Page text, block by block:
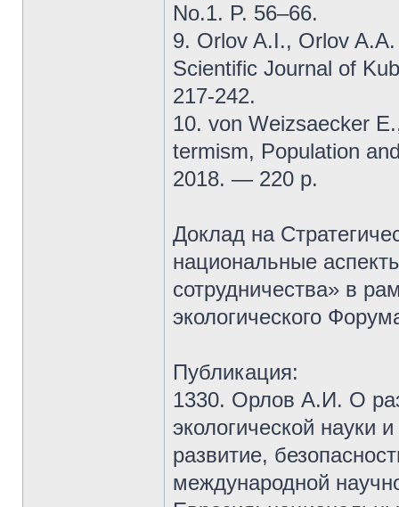
No.1. P. 56–66.
9. Orlov A.I., Orlov
Scientific Journal of
217-242.
10. von Weizsaecker
termism, Population
2018. — 220 p.
Доклад на
национальные
сотрудничества» в
экологического
Публикация:
1330. Орлов А.И. О
экологической науки
развитие,
международной